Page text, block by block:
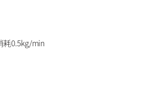
耗0.5kg/min